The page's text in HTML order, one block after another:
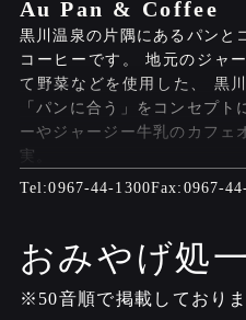
Au Pan & Coffee
黒川温泉の片隅にあるパンと
コーヒーです。 地元のジャ
て野菜などを使用した、 黒
「パンに合う」をコンセプ
ーやジャージー牛乳のカフェ
実。
0967-44-1300
0967-
おみやげ処
※50音順で掲載しておりま